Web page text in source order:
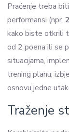
Praćenje treba
performansi (npr.
kako biste otkrili
od 2 poena ili se
situacijama,
trening planu;
osnovu jedne
Traženje